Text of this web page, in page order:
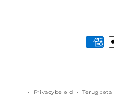
Privacybeleid